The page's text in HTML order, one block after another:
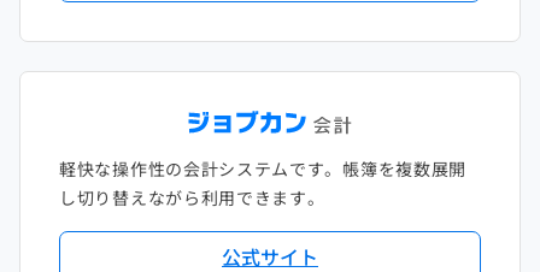
軽快な操作性の会計システムです。帳簿を複数展開
し切り替えながら利用できます。
公式サイト